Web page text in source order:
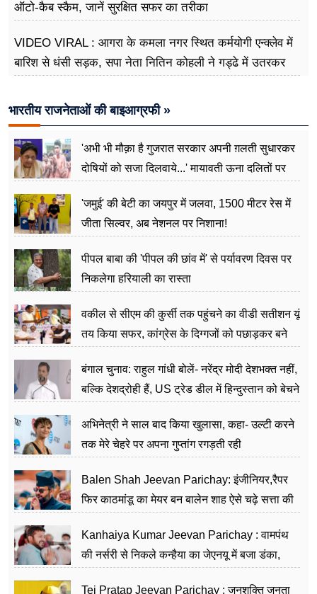
ऑटो-कैब स्कैम, जानें सुरक्षित सफर का तरीका
VIDEO VIRAL : आगरा के कमला नगर स्थित कर्मयोगी एन्क्लेव में
बारिश से धंसी सड़क, सपा नेता नितिन कोहली ने गड्ढे में उतरकर
भारतीय राजनेताओं की बाइआग्रफी »
'अभी भी मौक़ा है गुजरात सरकार अपनी ग़लती सुधारकर
दोषियों को सजा दिलवाये...' मायावती ऊना दलितों पर
'जमुई' की बेटी का जयपुर में जलवा, 1500 मीटर रेस में
जीता सिल्वर, अब नेशनल पर निशाना!
पीपल बाबा की 'पीपल की छांव में' से पर्यावरण दिवस पर
निकलेगा हरियाली का रास्ता
वकील से सीएम की कुर्सी तक पहुंचने का वीडी सतीशन यूं
तय किया सफर, कांग्रेस के दिग्गजों को पछाड़कर बने
बंगाल चुनाव: राहुल गांधी बोलें- नरेंद्र मोदी देशभक्त नहीं,
बल्कि देशद्रोही हैं, US ट्रेड डील में हिन्दुस्तान को बेचने
अभिनेत्री ने साल बाद किया खुलासा, कहा- उल्टी करने
तक मेरे चेहरे पर अपना गुप्तांग रगड़ती रही
Balen Shah Jeevan Parichay: इंजीनियर,रैपर
फिर काठमांडू का मेयर बन बालेन शाह ऐसे चढ़े सत्ता की
Kanhaiya Kumar Jeevan Parichay : वामपंथ
की नर्सरी से निकले कन्हैया का जेएनयू में बजा डंका,
Tej Pratap Jeevan Parichay : जनशक्ति जनता